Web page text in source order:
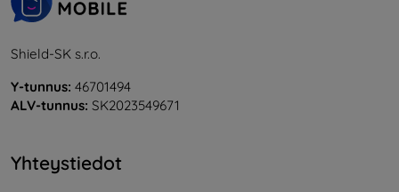
Shield-SK s.r.o.
Y-tunnus: 46701494
ALV-tunnus: SK2023549671
Yhteystiedot